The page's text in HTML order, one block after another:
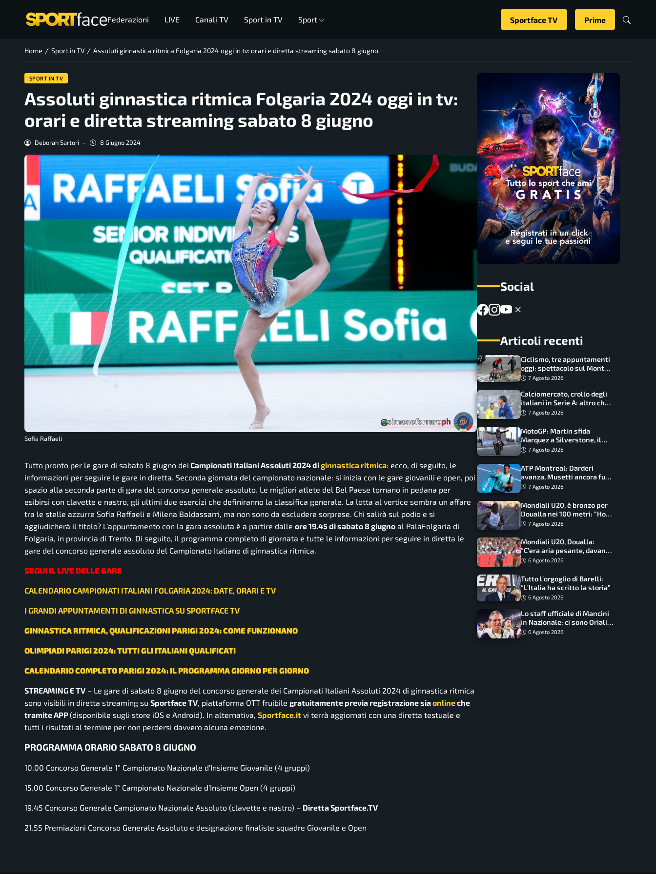
Federazioni LIVE Canali TV Sport in TV Sport Sportface TV Prime
Home / Sport in TV / Assoluti ginnastica ritmica Folgaria 2024 oggi in tv: orari e diretta streaming sabato 8 giugno
SPORT IN TV
Assoluti ginnastica ritmica Folgaria 2024 oggi in tv:
orari e diretta streaming sabato 8 giugno
Deborah Sartori - 8 Giugno 2024
Sofia Raffaeli
Tutto pronto per le gare di sabato 8 giugno dei Campionati Italiani Assoluti 2024 diginnastica ritmica: ecco, di seguito, le
informazioni per seguire le gare in diretta. Seconda giornata del campionato nazionale: si inizia con le gare giovanili e open, poi
spazio alla seconda parte di gara del concorso generale assoluto. Le migliori atlete del Bel Paese tornano in pedana per
esibirsi con clavette e nastro, gli ultimi due esercizi che definiranno la classifica generale. La lotta al vertice sembra un affare
tra le stelle azzurre Sofia Raffaeli e Milena Baldassarri, ma non sono da escludere sorprese. Chi salirà sul podio e si
aggiudicherà il titolo? L’appuntamento con la gara assoluta è a partire dalle ore 19.45 di sabato 8 giugno al PalaFolgaria di
Folgaria, in provincia di Trento. Di seguito, il programma completo di giornata e tutte le informazioni per seguire in diretta le
gare del concorso generale assoluto del Campionato Italiano di ginnastica ritmica.
SEGUI IL LIVE DELLE GARE
CALENDARIO CAMPIONATI ITALIANI FOLGARIA 2024: DATE, ORARI E TV
I GRANDI APPUNTAMENTI DI GINNASTICA SU SPORTFACE TV
GINNASTICA RITMICA, QUALIFICAZIONI PARIGI 2024: COME FUNZIONANO
OLIMPIADI PARIGI 2024: TUTTI GLI ITALIANI QUALIFICATI
CALENDARIO COMPLETO PARIGI 2024: IL PROGRAMMA GIORNO PER GIORNO
STREAMING E TV – Le gare di sabato 8 giugno del concorso generale dei Campionati Italiani Assoluti 2024 di ginnastica ritmica
sono visibili in diretta streaming su Sportface TV , piattaforma OTT fruibile gratuitamente previa registrazione siaonlineche
tramite APP(disponibile sugli store iOS e Android). In alternativa, Sportface.it vi terrà aggiornati con una diretta testuale e
tutti i risultati al termine per non perdersi davvero alcuna emozione.
PROGRAMMA ORARIO SABATO 8 GIUGNO
10.00 Concorso Generale 1° Campionato Nazionale d’Insieme Giovanile (4 gruppi)
15.00 Concorso Generale 1° Campionato Nazionale d’Insieme Open (4 gruppi)
19.45 Concorso Generale Campionato Nazionale Assoluto (clavette e nastro) – Diretta Sportface.TV
21.55 Premiazioni Concorso Generale Assoluto e designazione finaliste squadre Giovanile e Open
Social
Articoli recenti
Ciclismo, tre appuntamenti
oggi: spettacolo sul Mont
Ventoux, orari e come
7 Agosto 2026
Calciomercato, crollo degli
italiani in Serie A: altro che
svolta dopo il Mondiale
7 Agosto 2026
MotoGP: Martin sfida
Marquez a Silverstone, il
programma e gli orari
7 Agosto 2026
ATP Montreal: Darderi
avanza, Musetti ancora fuori
con Jodar
7 Agosto 2026
Mondiali U20, è bronzo per
Doualla nei 100 metri: “Ho
scacciato l’ansia”
7 Agosto 2026
Mondiali U20, Doualla:
“C’era aria pesante, davano
le mascherine! Finale? Non
6 Agosto 2026
Tutto l’orgoglio di Barelli:
“L’Italia ha scritto la storia”
6 Agosto 2026
Lo staff ufficiale di Mancini
in Nazionale: ci sono Oriali e
Bonucci, confermato un
6 Agosto 2026